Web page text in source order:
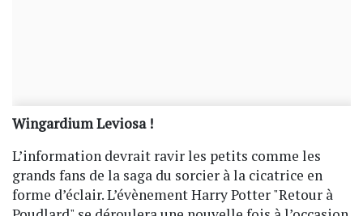
Wingardium Leviosa !
L’information devrait ravir les petits comme les
grands fans de la saga du sorcier à la cicatrice en
forme d’éclair. L’évènement Harry Potter "Retour à